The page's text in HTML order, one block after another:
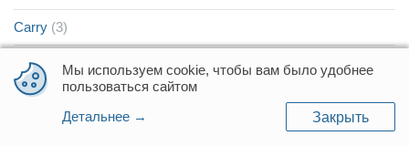
Мы используем cookie, чтобы вам было удобнее
пользоваться сайтом
Детальнее →
Закрыть
Carry (3)
Celerio (1)
Cultus